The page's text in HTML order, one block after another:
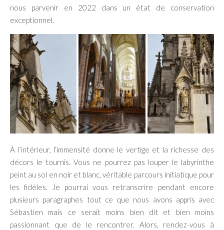
nous parvenir en 2022 dans un état de conservation
exceptionnel.
À l’intérieur, l’immensité donne le vertige et la richesse des
décors le tournis. Vous ne pourrez pas louper le labyrinthe
peint au sol en noir et blanc, véritable parcours initiatique pour
les fidèles. Je pourrai vous retranscrire pendant encore
plusieurs paragraphes tout ce que nous avons appris avec
Sébastien mais ce serait moins bien dit et bien moins
passionnant que de le rencontrer. Alors, rendez-vous à